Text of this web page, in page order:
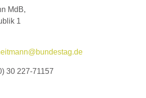
MdB,
1
30 227-71157